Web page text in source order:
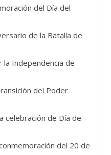
del Día del
de la Batalla de
Independencia de
del Poder
celebración de Día de
del 20 de